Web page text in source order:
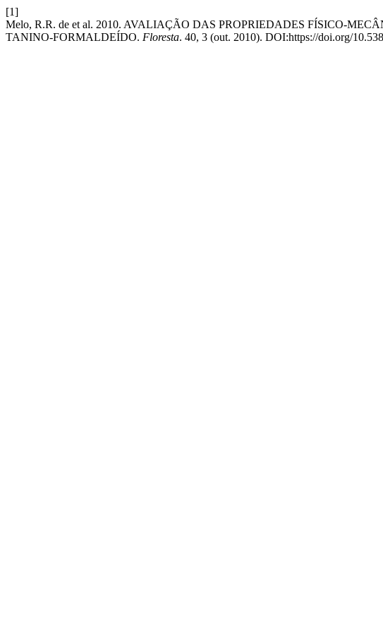
[1]
Melo, R.R. de et al. 2010. AVALIAÇÃO DAS PROPRIEDADES FÍSICO-
TANINO-FORMALDEÍDO. Floresta. 40, 3 (out. 2010). DOI:https://doi.org/